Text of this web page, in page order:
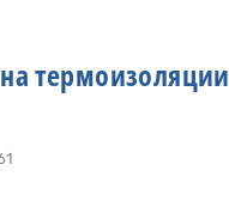
термоизоляции